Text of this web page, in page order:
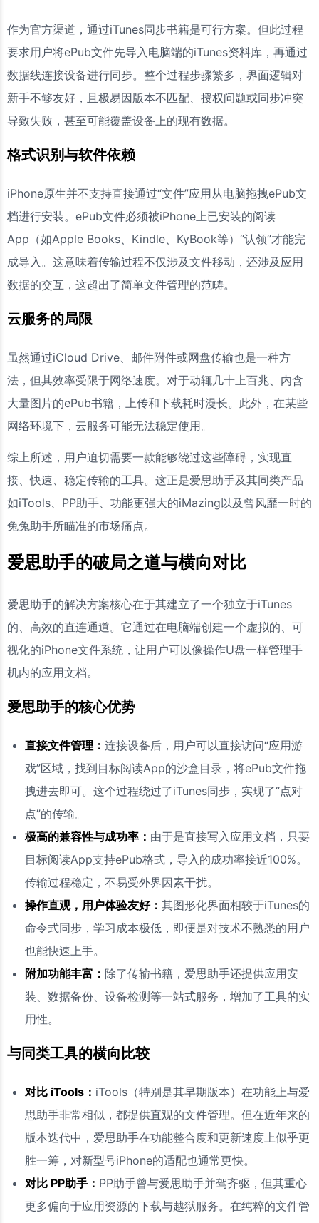
作为官方渠道，通过iTunes同步书籍是可行方案。但此过程
要求用户将ePub文件先导入电脑端的iTunes资料库，再通过
数据线连接设备进行同步。整个过程步骤繁多，界面逻辑对
新手不够友好，且极易因版本不匹配、授权问题或同步冲突
导致失败，甚至可能覆盖设备上的现有数据。
格式识别与软件依赖
iPhone原生并不支持直接通过“文件”应用从电脑拖拽ePub文
档进行安装。ePub文件必须被iPhone上已安装的阅读
App（如Apple Books、Kindle、KyBook等）“认领”才能完
成导入。这意味着传输过程不仅涉及文件移动，还涉及应用
数据的交互，这超出了简单文件管理的范畴。
云服务的局限
虽然通过iCloud Drive、邮件附件或网盘传输也是一种方
法，但其效率受限于网络速度。对于动辄几十上百兆、内含
大量图片的ePub书籍，上传和下载耗时漫长。此外，在某些
网络环境下，云服务可能无法稳定使用。
综上所述，用户迫切需要一款能够绕过这些障碍，实现直
接、快速、稳定传输的工具。这正是爱思助手及其同类产品
如iTools、PP助手、功能更强大的iMazing以及曾风靡一时的
兔兔助手所瞄准的市场痛点。
爱思助手的破局之道与横向对比
爱思助手的解决方案核心在于其建立了一个独立于iTunes
的、高效的直连通道。它通过在电脑端创建一个虚拟的、可
视化的iPhone文件系统，让用户可以像操作U盘一样管理手
机内的应用文档。
爱思助手的核心优势
直接文件管理： 连接设备后，用户可以直接访问“应用游
戏”区域，找到目标阅读App的沙盒目录，将ePub文件拖
拽进去即可。这个过程绕过了iTunes同步，实现了“点对
点”的传输。
极高的兼容性与成功率： 由于是直接写入应用文档，只要
目标阅读App支持ePub格式，导入的成功率接近100%。
传输过程稳定，不易受外界因素干扰。
操作直观，用户体验友好： 其图形化界面相较于iTunes的
命令式同步，学习成本极低，即便是对技术不熟悉的用户
也能快速上手。
附加功能丰富： 除了传输书籍，爱思助手还提供应用安
装、数据备份、设备检测等一站式服务，增加了工具的实
用性。
与同类工具的横向比较
对比 iTools： iTools（特别是其早期版本）在功能上与爱
思助手非常相似，都提供直观的文件管理。但在近年来的
版本迭代中，爱思助手在功能整合度和更新速度上似乎更
胜一筹，对新型号iPhone的适配也通常更快。
对比 PP助手： PP助手曾与爱思助手并驾齐驱，但其重心
更多偏向于应用资源的下载与越狱服务。在纯粹的文件管